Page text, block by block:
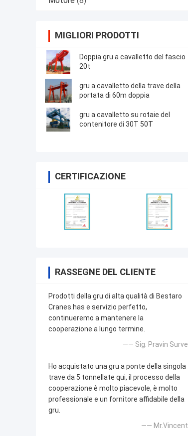
MIGLIORI PRODOTTI
Doppia gru a cavalletto del fascio
20t
gru a cavalletto della trave della
portata di 60m doppia
gru a cavalletto su rotaie del
contenitore di 30T 50T
CERTIFICAZIONE
RASSEGNE DEL CLIENTE
Prodotti della gru di alta qualità di Bestaro
Cranes.has e servizio perfetto,
continueremo a mantenere la
cooperazione a lungo termine.
—— Sig. Pravin Surve
Ho acquistato una gru a ponte della singola
trave da 5 tonnellate qui, il processo della
cooperazione è molto piacevole, è molto
professionale e un fornitore affidabile della
gru.
—— Mr.Vincent